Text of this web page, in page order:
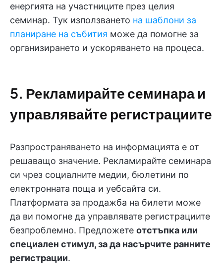
енергията на участниците през целия
семинар. Тук използването на шаблони за
планиране на събития може да помогне за
организирането и ускоряването на процеса.
5. Рекламирайте семинара и
управлявайте регистрациите
Разпространяването на информацията е от
решаващо значение. Рекламирайте семинара
си чрез социалните медии, бюлетини по
електронната поща и уебсайта си.
Платформата за продажба на билети може
да ви помогне да управлявате регистрациите
безпроблемно. Предложете отстъпка или
специален стимул, за да насърчите ранните
регистрации.